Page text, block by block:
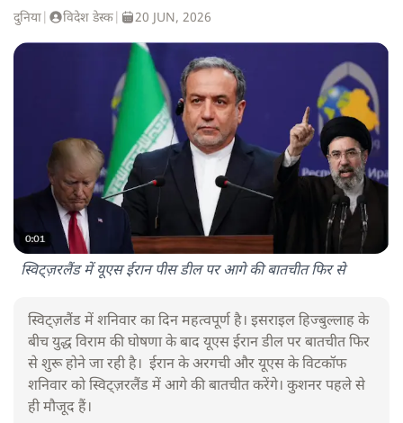
दुनिया विदेश डेस्क 20 JUN, 2026
स्विट्ज़रलैंड में यूएस ईरान पीस डील पर आगे की बातचीत फिर से
स्विट्ज़लैंड में शनिवार का दिन महत्वपूर्ण है। इसराइल हिज्बुल्लाह के
बीच युद्ध विराम की घोषणा के बाद यूएस ईरान डील पर बातचीत फिर
से शुरू होने जा रही है। ईरान के अरगची और यूएस के विटकॉफ
शनिवार को स्विट्ज़रलैंड में आगे की बातचीत करेंगे। कुशनर पहले से
ही मौजूद हैं।